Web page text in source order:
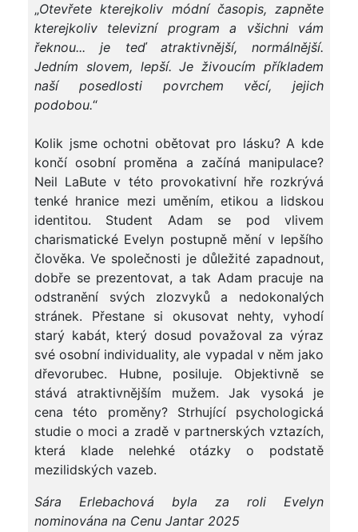
„Otevřete kterejkoliv módní časopis, zapněte
kterejkoliv televizní program a všichni vám
řeknou... je teď atraktivnější, normálnější.
Jedním slovem, lepší. Je živoucím příkladem
naší posedlosti povrchem věcí, jejich
podobou.“
Kolik jsme ochotni obětovat pro lásku? A kde
končí osobní proměna a začíná manipulace?
Neil LaBute v této provokativní hře rozkrývá
tenké hranice mezi uměním, etikou a lidskou
identitou. Student Adam se pod vlivem
charismatické Evelyn postupně mění v lepšího
člověka. Ve společnosti je důležité zapadnout,
dobře se prezentovat, a tak Adam pracuje na
odstranění svých zlozvyků a nedokonalých
stránek. Přestane si okusovat nehty, vyhodí
starý kabát, který dosud považoval za výraz
své osobní individuality, ale vypadal v něm jako
dřevorubec. Hubne, posiluje. Objektivně se
stává atraktivnějším mužem. Jak vysoká je
cena této proměny? Strhující psychologická
studie o moci a zradě v partnerských vztazích,
která klade nelehké otázky o podstatě
mezilidských vazeb.
Sára Erlebachová byla za roli Evelyn
nominována na Cenu Jantar 2025